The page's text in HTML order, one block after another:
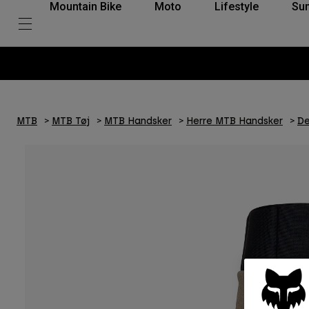
Mountain Bike Moto Lifestyle
MTB MTB Tøj MTB Handsker Herre MTB Handsker